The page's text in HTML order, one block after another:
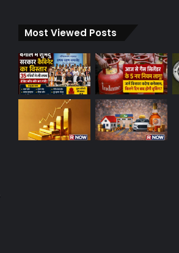
Most Viewed Posts